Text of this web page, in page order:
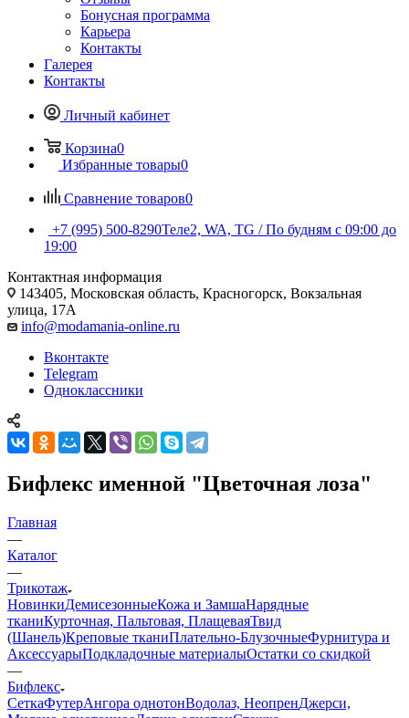
Бонусная программа
Карьера
Контакты
Галерея
Контакты
Личный кабинет
Корзина0
Избранные товары0
Сравнение товаров0
+7 (995) 500-8290Теле2, WA, TG / По будням c 09:00 до
19:00
Контактная информация
143405, Московская область, Красногорск, Вокзальная
улица, 17А
info@modamania-online.ru
Вконтакте
Telegram
Одноклассники
Бифлекс именной "Цветочная лоза"
Главная
—
Каталог
—
Трикотаж
НовинкиДемисезонныеКожа и ЗамшаНарядные
тканиКурточная, Пальтовая, ПлащеваяТвид
(Шанель)Креповые тканиПлательно-БлузочныеФурнитура и
АксессуарыПодкладочные материалыОстатки со скидкой
—
Бифлекс
СеткаФутерАнгора однотонВодолаз, НеопренДжерси,